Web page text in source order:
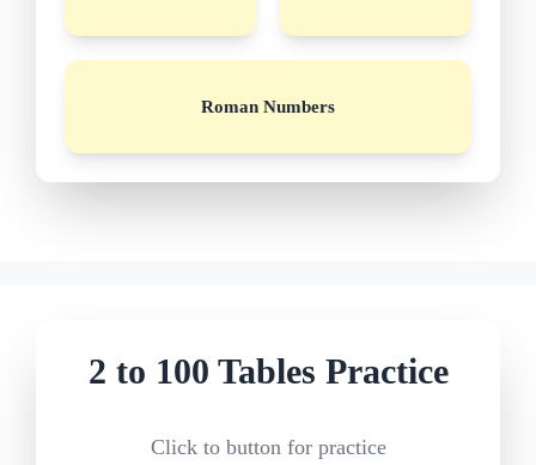
Roman Numbers
2 to 100 Tables Practice
Click to button for practice